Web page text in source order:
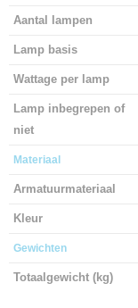
Aantal lampen
Lamp basis
Wattage per lamp
Lamp inbegrepen of
niet
Materiaal
Armatuurmateriaal
Kleur
Gewichten
Totaalgewicht (kg)